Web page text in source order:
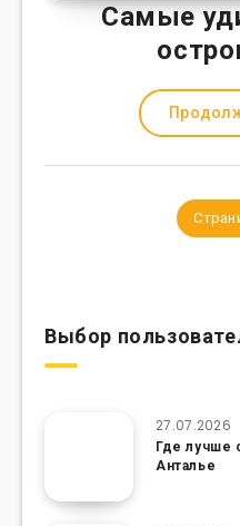
Самые
Выбор
27.07.2026
Где лучше
Анталье